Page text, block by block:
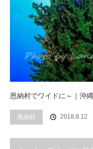
恩納村でワイドに～｜沖
恩納村 2018.8.12